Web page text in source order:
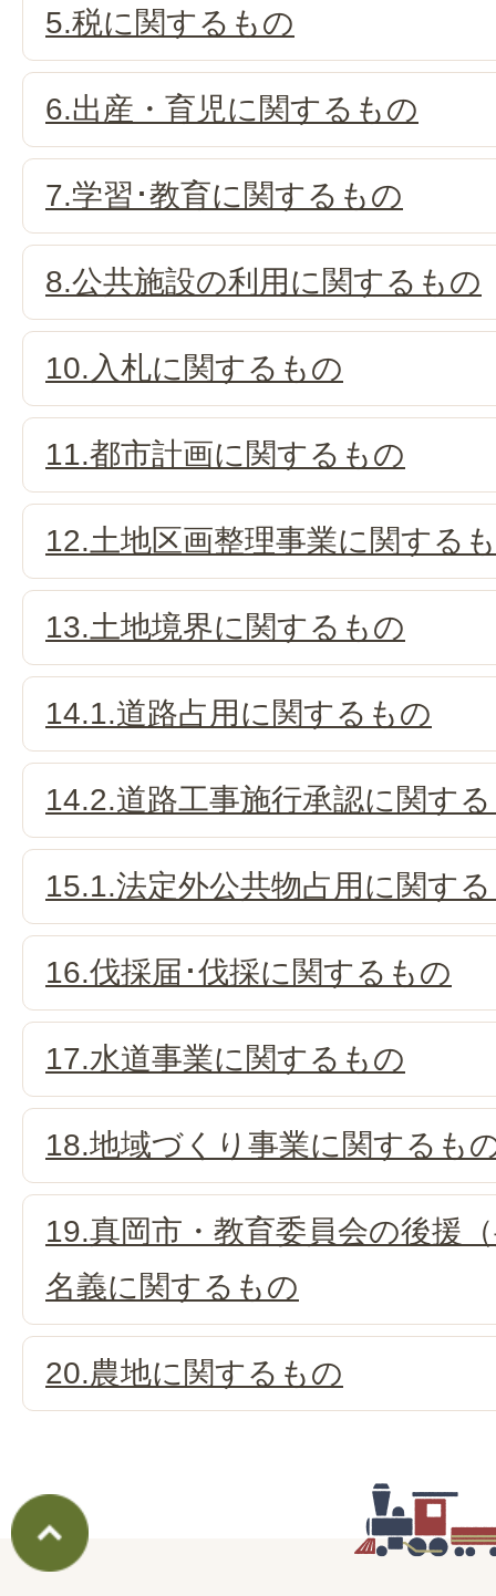
5.税に関するもの
6.出産・育児に関するもの
7.学習･教育に関するもの
8.公共施設の利用に関するもの
10.入札に関するもの
11.都市計画に関するもの
12.土地区画整理事業に関する
13.土地境界に関するもの
14.1.道路占用に関するもの
14.2.道路工事施行承認に関す
15.1.法定外公共物占用に関す
16.伐採届･伐採に関するもの
17.水道事業に関するもの
18.地域づくり事業に関するも
19.真岡市・教育委員会の後援
名義に関するもの
20.農地に関するもの